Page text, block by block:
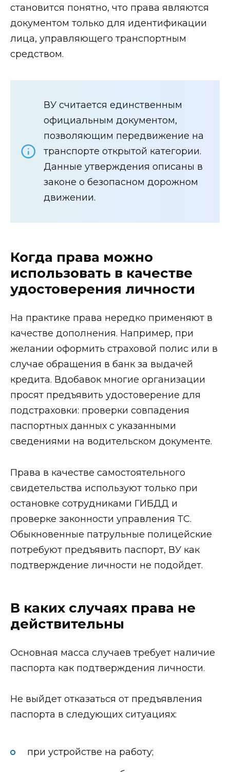
становится понятно, что права являются
документом только для идентификации
лица, управляющего транспортным
средством.
ВУ считается единственным
официальным документом,
позволяющим передвижение на
транспорте открытой категории.
Данные утверждения описаны в
законе о безопасном дорожном
движении.
Когда права можно
использовать в качестве
удостоверения личности
На практике права нередко применяют в
качестве дополнения. Например, при
желании оформить страховой полис или в
случае обращения в банк за выдачей
кредита. Вдобавок многие организации
просят предъявить удостоверение для
подстраховки: проверки совпадения
паспортных данных с указанными
сведениями на водительском документе.
Права в качестве самостоятельного
свидетельства используют только при
остановке сотрудниками ГИБДД и
проверке законности управления ТС.
Обыкновенные патрульные полицейские
потребуют предъявить паспорт, ВУ как
подтверждение личности не подойдет.
В каких случаях права не
действительны
Основная масса случаев требует наличие
паспорта как подтверждения личности.
Не выйдет отказаться от предъявления
паспорта в следующих ситуациях:
при устройстве на работу;